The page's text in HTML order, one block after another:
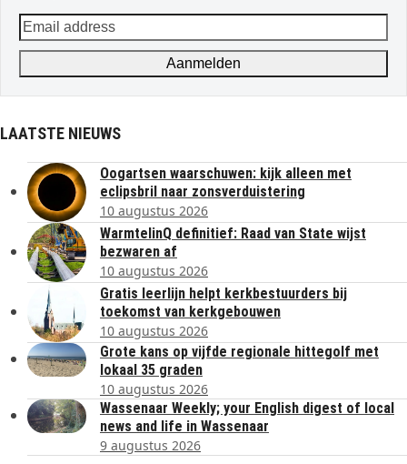
Email
address
Aanmelden
LAATSTE NIEUWS
Oogartsen waarschuwen: kijk alleen met
eclipsbril naar zonsverduistering
10 augustus 2026
WarmtelinQ definitief: Raad van State wijst
bezwaren af
10 augustus 2026
Gratis leerlijn helpt kerkbestuurders bij
toekomst van kerkgebouwen
10 augustus 2026
Grote kans op vijfde regionale hittegolf met
lokaal 35 graden
10 augustus 2026
Wassenaar Weekly; your English digest of local
news and life in Wassenaar
9 augustus 2026